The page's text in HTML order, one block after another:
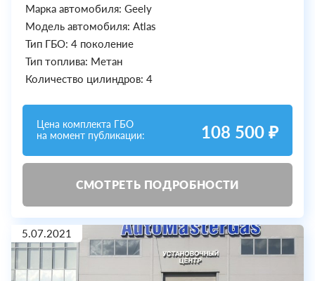
Марка автомобиля: Geely
Модель автомобиля: Atlas
Тип ГБО: 4 поколение
Тип топлива: Метан
Количество цилиндров: 4
Цена комплекта ГБО
на момент публикации:
108 500 ₽
СМОТРЕТЬ ПОДРОБНОСТИ
5.07.2021